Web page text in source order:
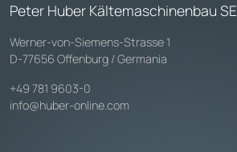
Peter Huber Kältemaschinenbau SE
Werner-von-Siemens-Strasse 1
D-77656 Offenburg / Germania
+49 781 9603-0
info@huber-online.com